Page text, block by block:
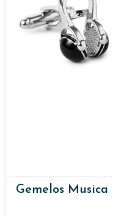
Gemelos Musica